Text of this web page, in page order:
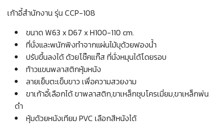
เก้าอี้สำนักงาน รุ่น CCP-108
ขนาด W63 x D67 x H100-110 cm.
ที่นั่งและพนักพิงทำจากแผ่นไม้บุด้วยฟองน้ำ
ปรับขึ้นลงได้ ด้วยโช๊คแก๊ส ที่นั่งหมุนได้โดยรอบ
ท้าวแขนพลาสติกหุ้มหนัง
ลายเย็บตะเข็บขาว เพื่อความสวยงาม
ขาเก้าอี้เลือกได้ ขาพลาสติก,ขาเหล็กชุบโครเมี่ยม,ขาเหล็กพ่น
ดำ
หุ้มด้วยหนังเทียม PVC เลือกสีหนังได้